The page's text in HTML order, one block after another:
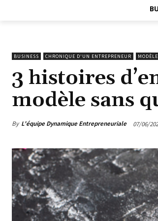
BUSINESS CHRONIQUE D'UN ENTREPRENEUR MODÈLE
3 histoires
modèle sans
By L'équipe Dynamique Entrepreneuriale 07/06/